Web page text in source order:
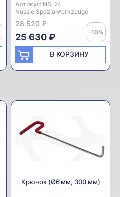
Артикул: NS-24
Производитель:
Nussle Spezialwerkzeuge
28 520 ₽
-10%
25 630 ₽
В КОРЗИНУ
Крючок (Ø6 мм, 300 мм)